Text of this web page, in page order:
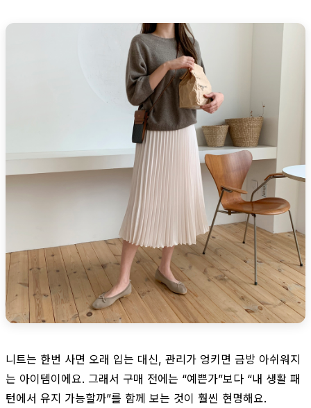
니트는 한번 사면 오래 입는 대신, 관리가 엉키면 금방 아쉬워지
는 아이템이에요. 그래서 구매 전에는 “예쁜가”보다 “내 생활 패
턴에서 유지 가능할까”를 함께 보는 것이 훨씬 현명해요.